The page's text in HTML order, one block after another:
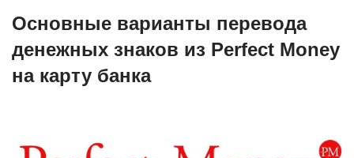
Основные варианты перевода
денежных знаков из Perfect Money
на карту банка